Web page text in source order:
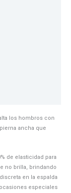
los hombros con
ancha que
de elasticidad para
no brilla, brindando
en la espalda
especiales